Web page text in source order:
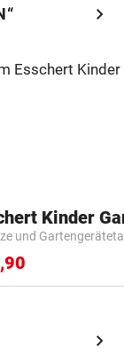
chevron_right
und
chevron_right